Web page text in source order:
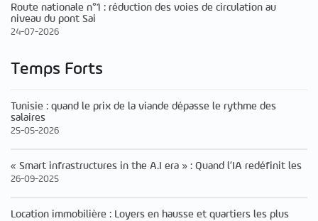
Route nationale n°1 : réduction des voies de circulation au
niveau du pont Sai
24-07-2026
Temps Forts
Tunisie : quand le prix de la viande dépasse le rythme des
salaires
25-05-2026
« Smart infrastructures in the A.I era » : Quand l’IA redéfinit les
26-09-2025
Location immobilière : Loyers en hausse et quartiers les plus